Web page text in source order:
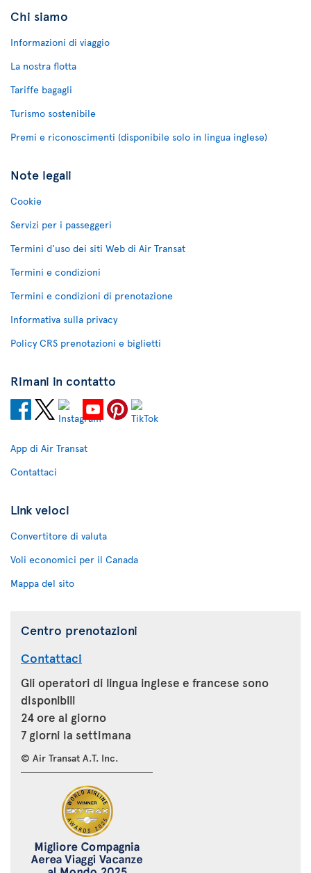
Chi siamo
Informazioni di viaggio
La nostra flotta
Tariffe bagagli
Turismo sostenibile
Premi e riconoscimenti (disponibile solo in lingua inglese)
Note legali
Cookie
Servizi per i passeggeri
Termini d'uso dei siti Web di Air Transat
Termini e condizioni
Termini e condizioni di prenotazione
Informativa sulla privacy
Policy CRS prenotazioni e biglietti
Rimani in contatto
App di Air Transat
Contattaci
Link veloci
Convertitore di valuta
Voli economici per il Canada
Mappa del sito
Centro prenotazioni
Contattaci
Gli operatori di lingua inglese e francese sono
disponibili
24 ore al giorno
7 giorni la settimana
© Air Transat A.T. Inc.